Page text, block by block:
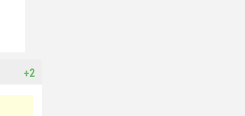
+2